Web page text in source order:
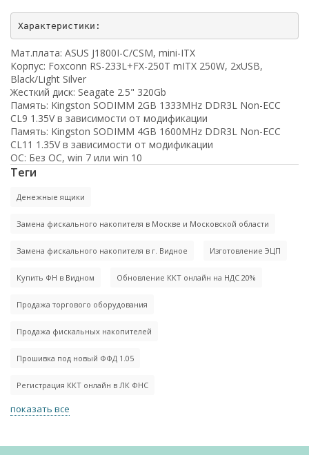
Мат.плата: ASUS J1800I-C/CSM, mini-ITX
Корпус: Foxconn RS-233L+FX-250T mITX 250W, 2xUSB,
Black/Light Silver
Жесткий диск: Seagate 2.5" 320Gb
Память: Kingston SODIMM 2GB 1333MHz DDR3L Non-ECC
CL9 1.35V в зависимости от модификации
Память: Kingston SODIMM 4GB 1600MHz DDR3L Non-ECC
CL11 1.35V в зависимости от модификации
ОС: Без ОС, win 7 или win 10
Теги
Денежные ящики
Замена фискального накопителя в Москве и Московской области
Замена фискального накопителя в г. Видное Изготовление ЭЦП
Купить ФН в Видном Обновление ККТ онлайн на НДС 20%
Продажа торгового оборудования
Продажа фискальных накопителей
Прошивка под новый ФФД 1.05
Регистрация ККТ онлайн в ЛК ФНС
показать все